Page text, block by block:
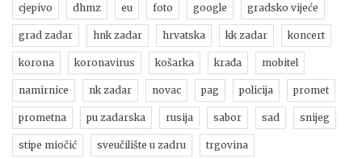
cjepivo dhmz eu foto google gradsko vijeće
grad zadar hnk zadar hrvatska kk zadar koncert
korona koronavirus košarka krađa mobitel
namirnice nk zadar novac pag policija promet
prometna pu zadarska rusija sabor sad snijeg
stipe miočić sveučilište u zadru trgovina